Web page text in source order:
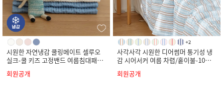
시원한 자연냉감 쿨링메이트 셀루오
실크-쿨 키즈 고정밴드 여름침대패드-
4컬러(SS)
회원공개
사각사각 시원한 디어썸머 통기성 냉
감 시어서커 여름 차렵/홑이불-10컬
러(SS/Q/K)
회원공개